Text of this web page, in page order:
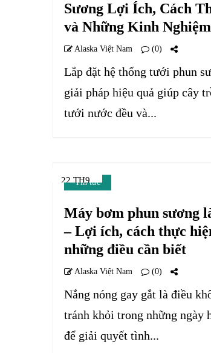
Sương Lợi Ích, Cách
và Những Kinh Nghiệm
Alaska Việt Nam (0)
Lắp đặt hệ thống tưới phun
giải pháp hiệu quả giúp cây
tưới nước đều và...
22 TH9
Tin tức
Máy bơm phun sương
– Lợi ích, cách thực
những điều cần biết
Alaska Việt Nam (0)
Nắng nóng gay gắt là điều
tránh khỏi trong những ngày
để giải quyết tình...